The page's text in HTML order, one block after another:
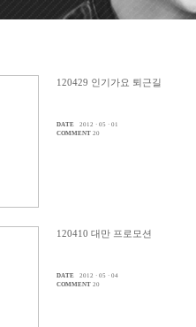
120429 인기가요 퇴근길
DATE
2012 · 05 · 01
COMMENT 20
120410 대만 프로모션
DATE
2012 · 05 · 04
COMMENT 20